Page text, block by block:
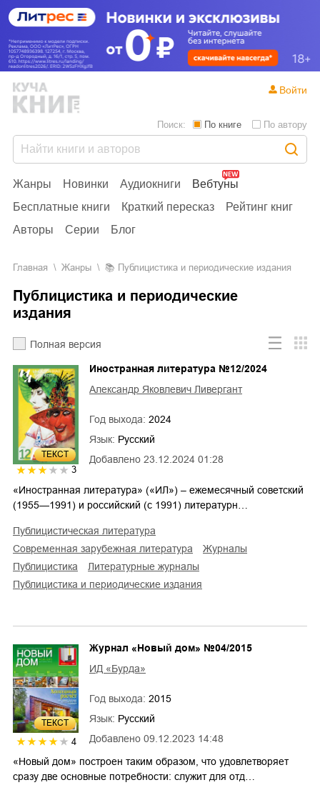
Жанры Новинки Аудиокниги
Вебтуны
Бесплатные книги
Краткий пересказ
Рейтинг книг
Авторы
Серии Блог
Поиск: По книге По автору
Войти
Главная Жанры Публицистика и периодические издания
Публицистика и периодические
издания
Полная версия
ТЕКСТ
3
Добавлено 23.12.2024 01:28
Иностранная литература №12/2024
Александр Яковлевич Ливергант
Год выхода: 2024
Язык: Русский
«Иностранная литература» («ИЛ») – ежемесячный советский
(1955—1991) и российский (с 1991) литературн…
публицистическая литература
современная зарубежная литература
журналы
публицистика
литературные журналы
публицистика и периодические издания
ТЕКСТ
4 Добавлено 09.12.2023 14:48
Журнал «Новый дом» №04/2015
ИД «Бурда»
Год выхода: 2015
Язык: Русский
«Новый дом» построен таким образом, что удовлетворяет
сразу две основные потребности: служит для отд…